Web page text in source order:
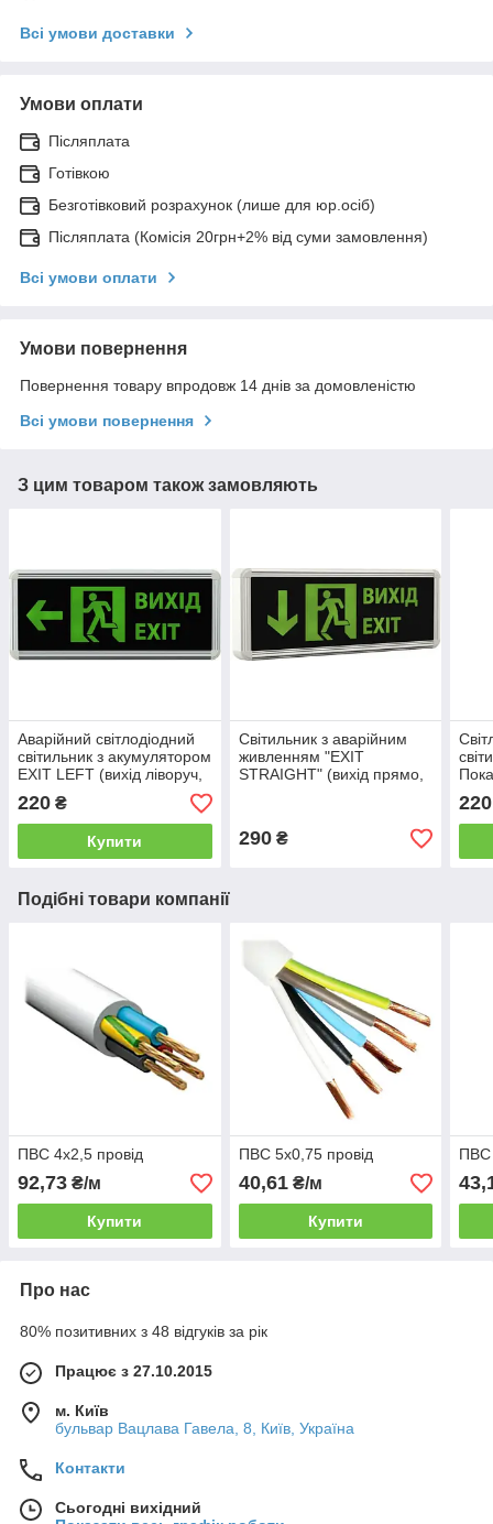
Всі умови доставки
Умови оплати
Післяплата
Готівкою
Безготівковий розрахунок (лише для юр.осіб)
Післяплата (Комісія 20грн+2% від суми замовлення)
Всі умови оплати
Умови повернення
Повернення товару впродовж 14 днів за домовленістю
Всі умови повернення
З цим товаром також замовляють
Аварійний світлодіодний
світильник з акумулятором
EXIT LEFT (вихід ліворуч,
настінний), LED-NGS-38 3
W (вт) NIGAS
220 ₴
Купити
Світильник з аварійним
живленням "EXIT
STRAIGHT" (вихід прямо,
290₴
(вт)
220
Подібні товари компанії
ПВС 4х2,5 провід
92,73 ₴/м
Купити
ПВС 5х0,75 провід
40,61₴/м
Купити
ПВС
Про нас
80% позитивних з 48 відгуків за рік
Працює з 27.10.2015
м. Київ
бульвар Вацлава Гавела, 8, Київ, Україна
Контакти
Сьогодні вихідний